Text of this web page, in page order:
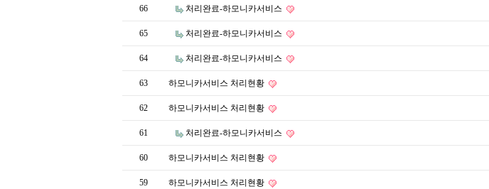
66 처리완료-하모니카서비스
65 처리완료-하모니카서비스
64 처리완료-하모니카서비스
63 하모니카서비스 처리현황
62 하모니카서비스 처리현황
61 처리완료-하모니카서비스
60 하모니카서비스 처리현황
59 하모니카서비스 처리현황